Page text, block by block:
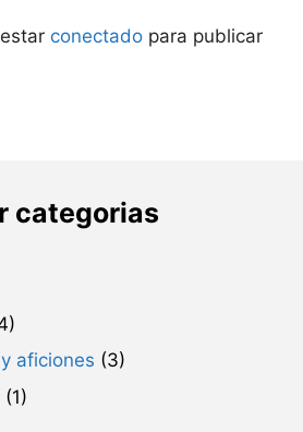
conectado para publicar
categorias
aficiones (3)
(1)